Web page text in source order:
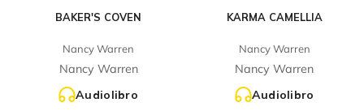
BAKER'S COVEN
Nancy Warren
Nancy Warren
Audiolibro
KARMA CAMELLIA
Nancy Warren
Nancy Warren
Audiolibro